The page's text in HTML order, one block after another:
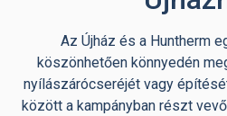
Az Újház és a Huntherm
köszönhetően könnyedén
nyílászárócseréjét vagy
között a kampányban részt